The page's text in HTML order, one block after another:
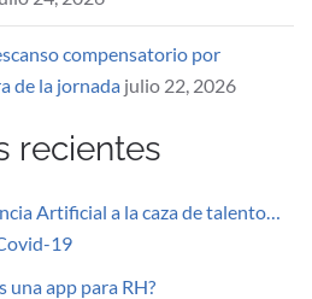
compensatorio por
de la jornada julio 22, 2026
recientes
Artificial a la caza de talento…
19
una app para RH?